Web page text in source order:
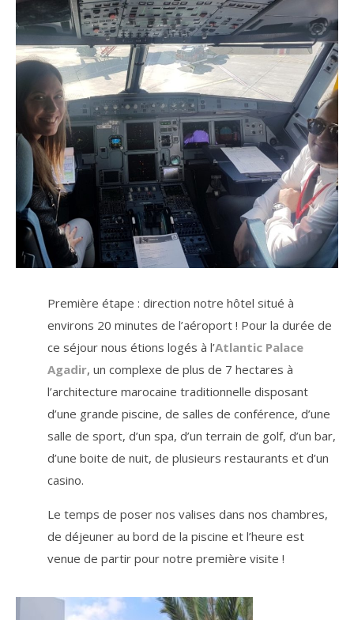
Première étape : direction notre hôtel situé à
environs 20 minutes de l’aéroport ! Pour la durée de
ce séjour nous étions logés à l’Atlantic Palace
Agadir, un complexe de plus de 7 hectares à
l’architecture marocaine traditionnelle disposant
d’une grande piscine, de salles de conférence, d’une
salle de sport, d’un spa, d’un terrain de golf, d’un bar,
d’une boite de nuit, de plusieurs restaurants et d’un
casino.
Le temps de poser nos valises dans nos chambres,
de déjeuner au bord de la piscine et l’heure est
venue de partir pour notre première visite !